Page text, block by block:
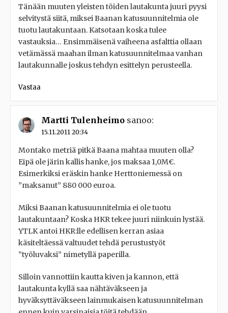
Tänään muuten yleisten töiden lautakunta juuri pyysi
selvitystä siitä, miksei Baanan katusuunnitelmia ole
tuotu lautakuntaan. Katsotaan koska tulee
vastauksia… Ensimmäisenä vaiheena asfalttia ollaan
vetämässä maahan ilman katusuunnitelmaa vanhan
lautakunnalle joskus tehdyn esittelyn perusteella.
Vastaa
Martti Tulenheimo sanoo:
15.11.2011 20:34
Montako metriä pitkä Baana mahtaa muuten olla?
Eipä ole järin kallis hanke, jos maksaa 1,0M€.
Esimerkiksi eräskin hanke Herttoniemessä on
”maksanut” 880 000 euroa.
Miksi Baanan katusuunnitelmia ei ole tuotu
lautakuntaan? Koska HKR tekee juuri niinkuin lystää.
YTLK antoi HKR:lle edellisen kerran asiaa
käsiteltäessä valtuudet tehdä perustustyöt
”työluvaksi” nimetyllä paperilla.
Silloin vannottiin kautta kiven ja kannon, että
lautakunta kyllä saa nähtäväkseen ja
hyväksyttäväkseen lainmukaisen katusuunnitelman